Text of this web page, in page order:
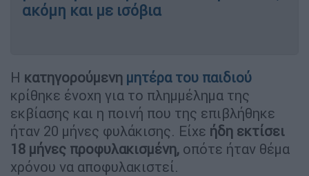
ακόμη και με ισόβια
Η κατηγορούμενη μητέρα του παιδιού
κρίθηκε ένοχη για το πλημμέλημα της
εκβίασης και η ποινή που της επιβλήθηκε
ήταν 20 μήνες φυλάκισης. Είχε ήδη εκτίσει
18 μήνες προφυλακισμένη, οπότε ήταν θέμα
χρόνου να αποφυλακιστεί.